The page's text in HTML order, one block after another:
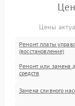
Цены
Ремонт платы
(восстановление)
Ремонт или замена
средств
Замена сливного